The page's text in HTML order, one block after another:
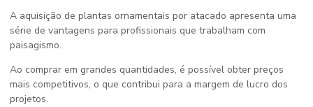
A aquisição de plantas ornamentais por atacado apresenta uma
série de vantagens para profissionais que trabalham com
paisagismo.
Ao comprar em grandes quantidades, é possível obter preços
mais competitivos, o que contribui para a margem de lucro dos
projetos.